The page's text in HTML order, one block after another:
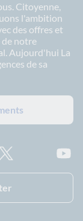
Citoyenne,
l'ambition
des offres et
de notre
Aujourd'hui La
de sa